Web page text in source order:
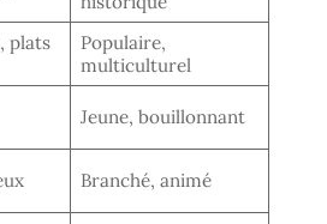
plats
Populaire,
multiculturel
Jeune, bouillonnant
Branché, animé